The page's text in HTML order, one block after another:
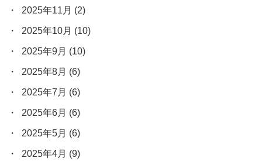
2025年11月 (2)
2025年10月 (10)
2025年9月 (10)
2025年8月 (6)
2025年7月 (6)
2025年6月 (6)
2025年5月 (6)
2025年4月 (9)